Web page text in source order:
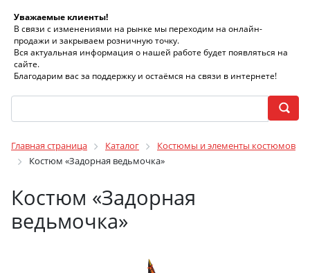
Уважаемые клиенты!
В связи с изменениями на рынке мы переходим на онлайн-
продажи и закрываем розничную точку.
Вся актуальная информация о нашей работе будет появляться на
сайте.
Благодарим вас за поддержку и остаёмся на связи в интернете!
Главная страница Каталог
Костюмы и элементы костюмов
Костюм «Задорная ведьмочка»
Костюм «Задорная
ведьмочка»